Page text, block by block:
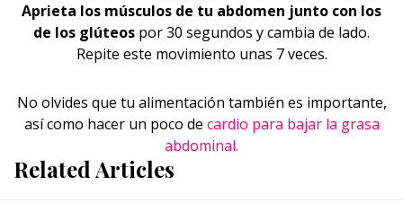
Aprieta los músculos de tu abdomen junto con los
de los glúteos por 30 segundos y cambia de lado.
Repite este movimiento unas 7 veces.
No olvides que tu alimentación también es importante,
así como hacer un poco de cardio para bajar la grasa
abdominal.
Related Articles